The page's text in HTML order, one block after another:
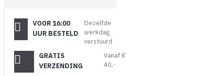
VOOR 16:00
UUR BESTELD
Dezelfde
werkdag
verstuurd
GRATIS
VERZENDING
Vanaf €
40,-